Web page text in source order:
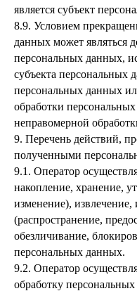
является субъект
8.9. Условием
данных может являться
персональных данных,
субъекта персональных
персональных данных
обработки
неправомерной
9. Перечень действий,
полученными
9.1. Оператор
накопление, хранение,
изменение), извлечение,
(распространение,
обезличивание,
персональных данных.
9.2. Оператор
обработку